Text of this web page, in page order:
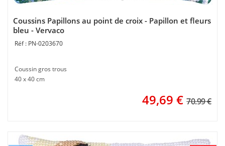
Coussins Papillons au point de croix - Papillon et fleurs
bleu - Vervaco
PN-0203670
Coussin gros trous
40 x 40 cm
49,69 € 70.99 €